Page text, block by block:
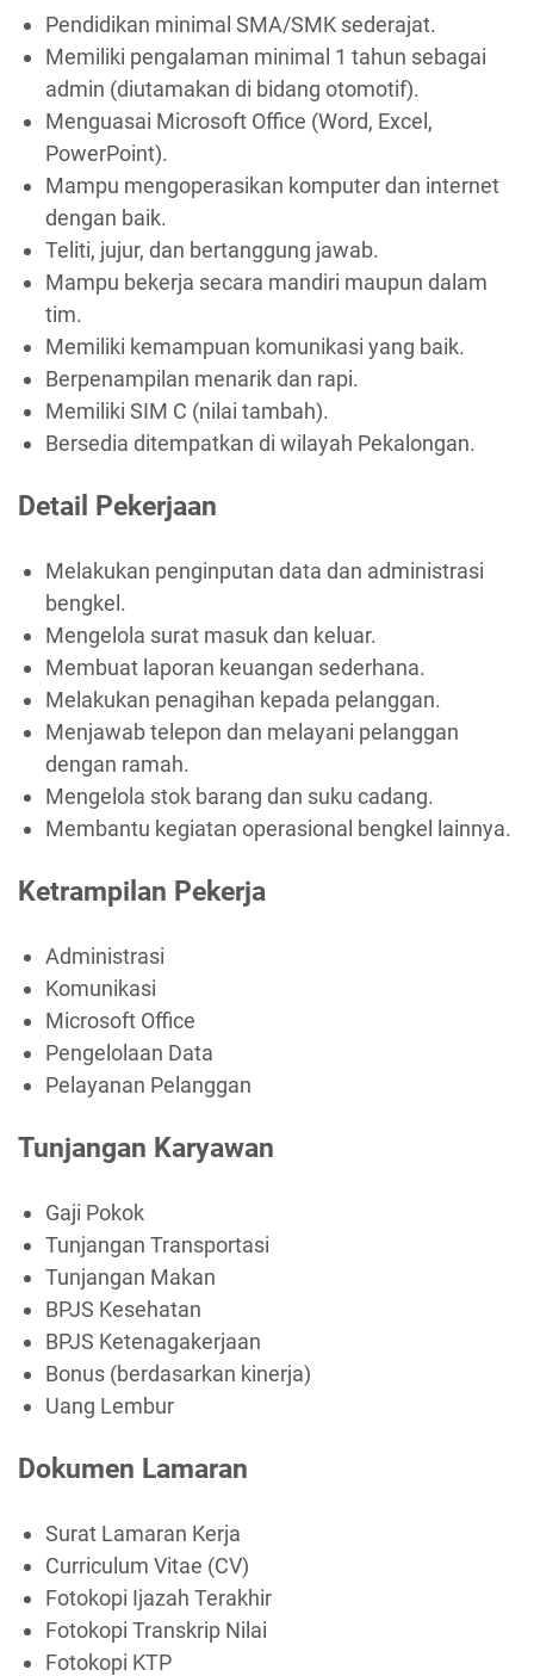
Pendidikan minimal SMA/SMK sederajat.
Memiliki pengalaman minimal 1 tahun sebagai
admin (diutamakan di bidang otomotif).
Menguasai Microsoft Office (Word, Excel,
PowerPoint).
Mampu mengoperasikan komputer dan internet
dengan baik.
Teliti, jujur, dan bertanggung jawab.
Mampu bekerja secara mandiri maupun dalam
tim.
Memiliki kemampuan komunikasi yang baik.
Berpenampilan menarik dan rapi.
Memiliki SIM C (nilai tambah).
Bersedia ditempatkan di wilayah Pekalongan.
Detail Pekerjaan
Melakukan penginputan data dan administrasi
bengkel.
Mengelola surat masuk dan keluar.
Membuat laporan keuangan sederhana.
Melakukan penagihan kepada pelanggan.
Menjawab telepon dan melayani pelanggan
dengan ramah.
Mengelola stok barang dan suku cadang.
Membantu kegiatan operasional bengkel lainnya.
Ketrampilan Pekerja
Administrasi
Komunikasi
Microsoft Office
Pengelolaan Data
Pelayanan Pelanggan
Tunjangan Karyawan
Gaji Pokok
Tunjangan Transportasi
Tunjangan Makan
BPJS Kesehatan
BPJS Ketenagakerjaan
Bonus (berdasarkan kinerja)
Uang Lembur
Dokumen Lamaran
Surat Lamaran Kerja
Curriculum Vitae (CV)
Fotokopi Ijazah Terakhir
Fotokopi Transkrip Nilai
Fotokopi KTP